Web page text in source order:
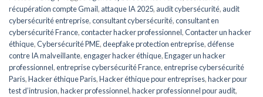
récupération compte Gmail, attaque IA 2025, audit cybersécurité, audit
cybersécurité entreprise,consultant cybersécurité,consultant en
cybersécurité France,contacter hacker professionnel,Contacter un hacker
éthique,Cybersécurité PME,deepfake protection entreprise,défense
contre IA malveillante,engager hacker éthique,Engager un hacker
professionnel,entreprise cybersécurité France,entreprise cybersécurité
Paris,Hacker éthique Paris,Hacker éthique pour entreprises,hacker pour
test d’intrusion,hacker professionnel,hacker professionnel pour audit,